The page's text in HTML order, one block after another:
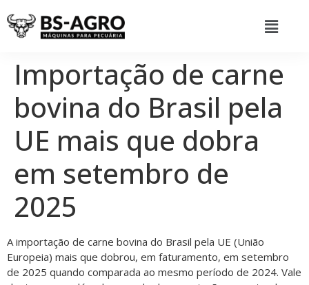
Importação de carne
bovina do Brasil pela
UE mais que dobra
em setembro de
2025
A importação de carne bovina do Brasil pela UE (União
Europeia) mais que dobrou, em faturamento, em setembro
de 2025 quando comparada ao mesmo período de 2024. Vale